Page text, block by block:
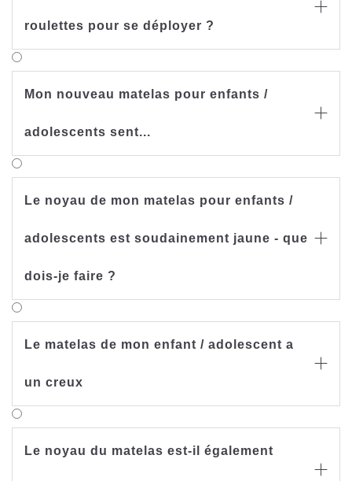
roulettes pour se déployer ?

Mon nouveau matelas pour enfants /
adolescents sent...

Le noyau de mon matelas pour enfants /
adolescents est soudainement jaune - que
dois-je faire ?

Le matelas de mon enfant / adolescent a
un creux

Le noyau du matelas est-il également
